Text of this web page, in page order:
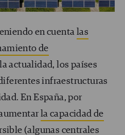
en cuenta las
de
actualidad, los países
infraestructuras
En España, por
la capacidad de
(algunas centrales